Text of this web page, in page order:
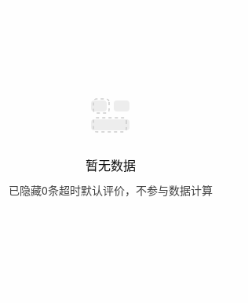
暂无数据
已隐藏0条超时默认评价，不参与数据计算